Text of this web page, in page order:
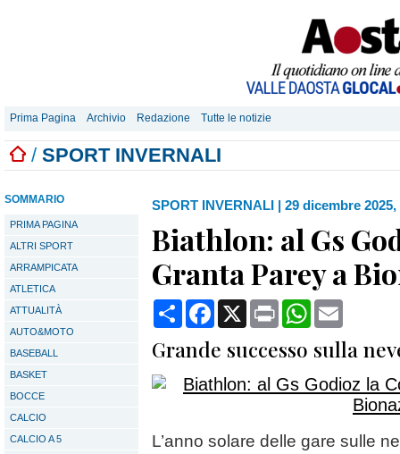
Prima Pagina Archivio Redazione Tutte le notizie
/ SPORT INVERNALI
SOMMARIO
PRIMA PAGINA
ALTRI SPORT
ARRAMPICATA
ATLETICA
ATTUALITÀ
AUTO&MOTO
BASEBALL
BASKET
BOCCE
CALCIO
CALCIO A 5
SPORT INVERNALI | 29 dicembre 2025,
Biathlon: al Gs
Granta Parey a
CondividiFacebook
X Print WhatsApp
Grande successo sulla
L’anno solare delle gare sulle